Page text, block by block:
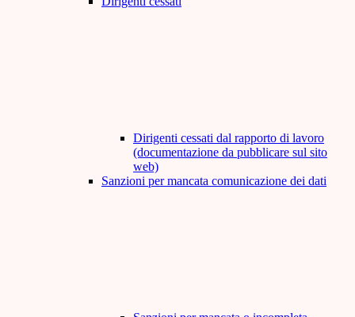
Dirigenti cessati dal rapporto di lavoro
(documentazione da pubblicare sul sito
web)
Sanzioni per mancata comunicazione dei dati